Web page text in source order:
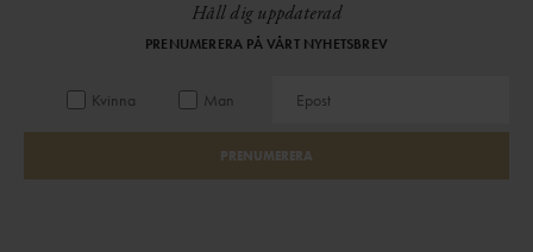
Håll dig uppdaterad
PRENUMERERA PÅ VÅRT NYHETSBREV
Kvinna Man
PRENUMERERA